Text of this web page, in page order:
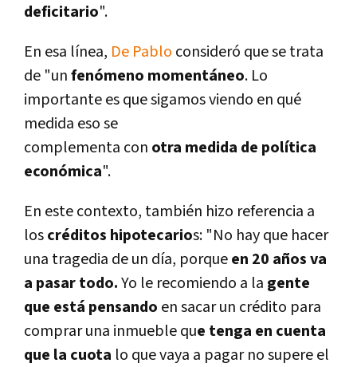
deficitario".
En esa lí­nea, De Pablo consideró que se trata
de "unfenómeno momentáneo. Lo
importante es que sigamos viendo en qué
medida eso se
complementa con otra medida de polí­tica
económica".
En este contexto, también hizo referencia a
loscréditos hipotecarios: "No hay que hacer
una tragedia de un dí­a, porqueen 20 años va
a pasar todo.Yo le recomiendo a la gente
que está pensando en sacar un crédito para
comprar una inmueble que tenga en cuenta
que la cuota lo que vaya a pagar no supere el